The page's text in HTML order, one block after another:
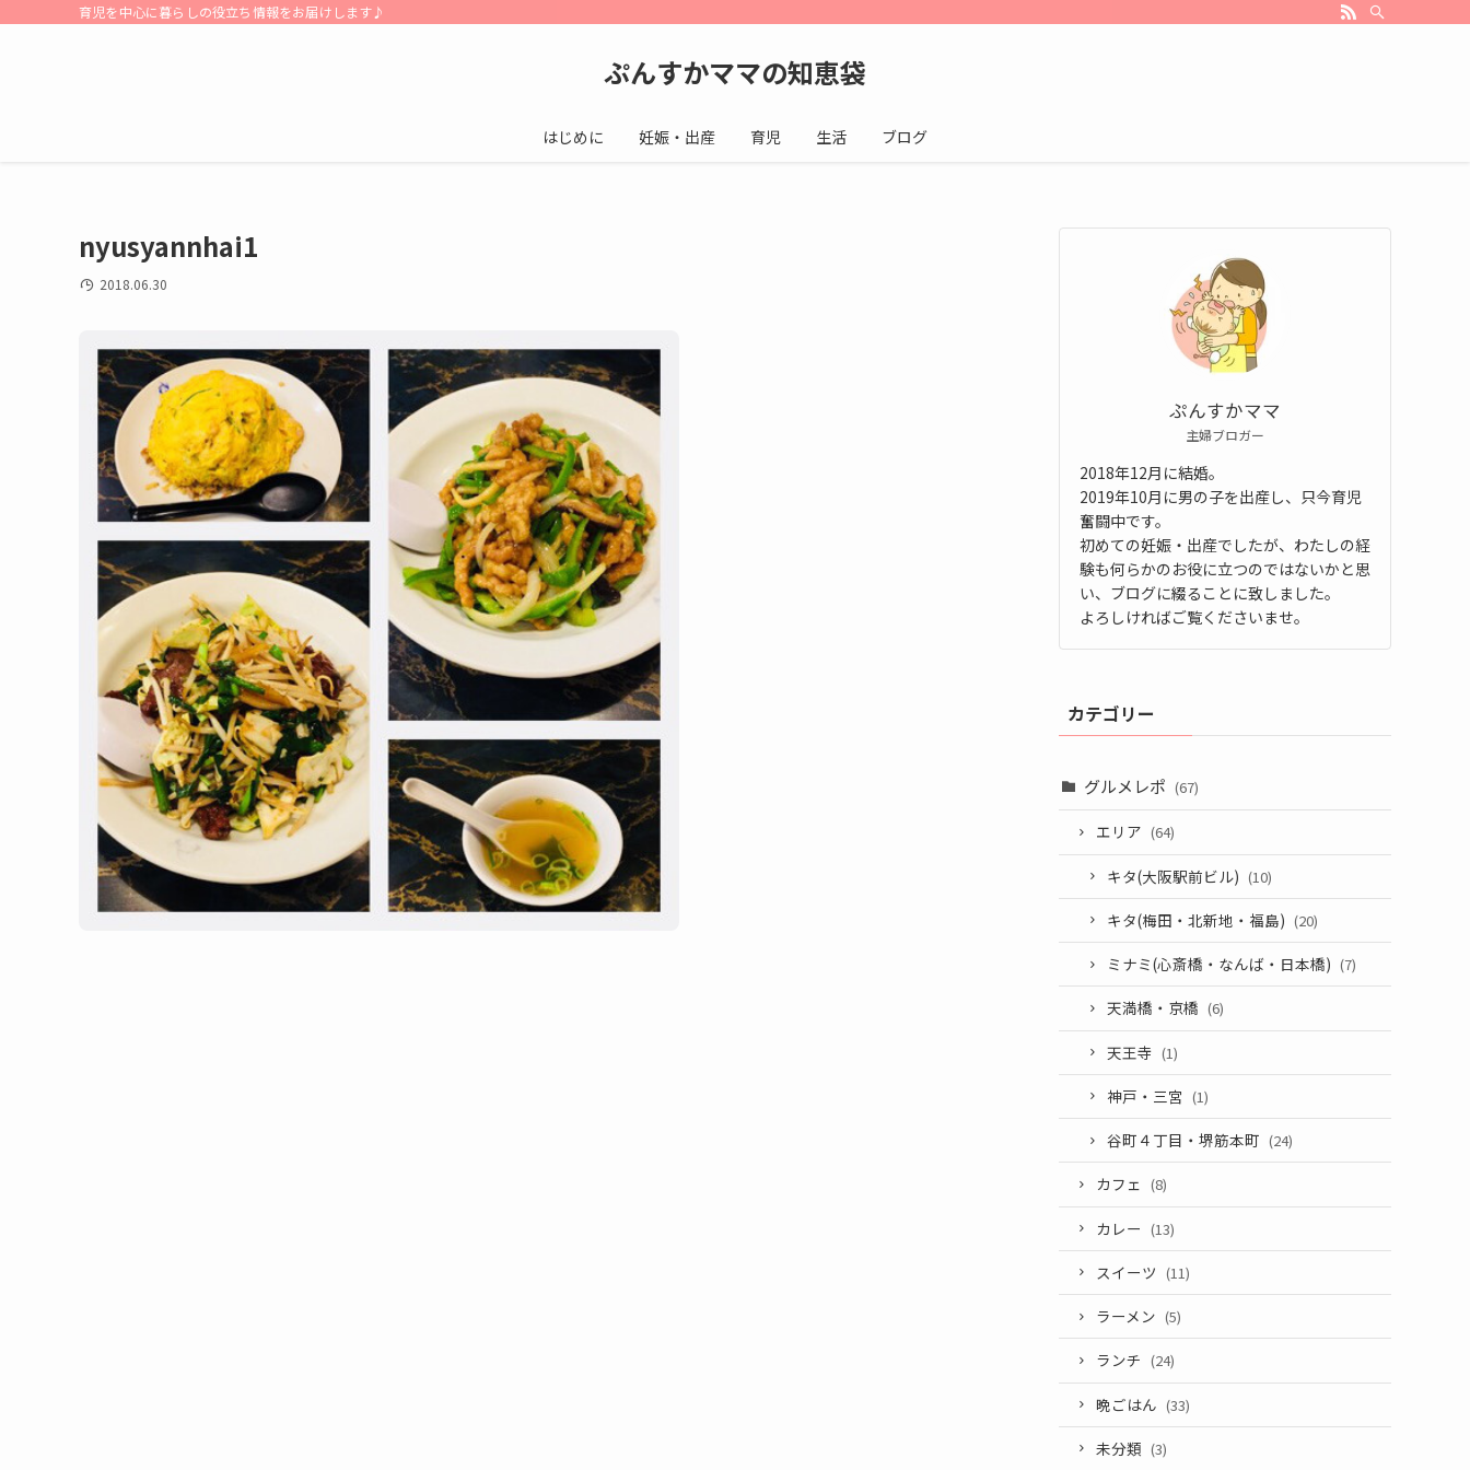
育児を中心に暮らしの役立ち情報をお届けします♪
ぷんすかママの知恵袋
はじめに 妊娠・出産 育児 生活 ブログ
nyusyannhai1
2018.06.30
ぷんすかママ
主婦ブロガー
2018年12月に結婚。
2019年10月に男の子を出産し、只今育児
奮闘中です。
初めての妊娠・出産でしたが、わたしの経
験も何らかのお役に立つのではないかと思
い、ブログに綴ることに致しました。
よろしければご覧くださいませ。
カテゴリー
グルメレポ (67)
エリア (64)
キタ(大阪駅前ビル) (10)
キタ(梅田・北新地・福島) (20)
ミナミ(心斎橋・なんば・日本橋) (7)
天満橋・京橋 (6)
天王寺 (1)
神戸・三宮 (1)
谷町４丁目・堺筋本町 (24)
カフェ (8)
カレー (13)
スイーツ (11)
ラーメン (5)
ランチ (24)
晩ごはん (33)
未分類 (3)